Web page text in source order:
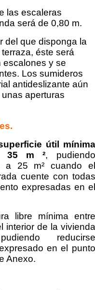
las escaleras
será de 0,80 m.
del que disponga la
éste será
escalones y se
Los sumideros
antideslizante aún
aperturas
útil mínima
35 m ², pudiendo
a 25 m² cuando el
cuente con todas
expresadas en el
libre mínima entre
interior de la vivienda
reducirse
en el punto
Anexo.